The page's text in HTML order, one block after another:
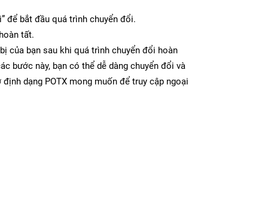
để bắt đầu quá trình chuyển đổi.
tất.
của bạn sau khi quá trình chuyển đổi hoàn
bước này, bạn có thể dễ dàng chuyển đổi và
dạng POTX mong muốn để truy cập ngoại